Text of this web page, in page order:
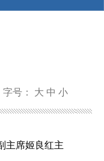
字号： 大 中 小
主席姬良红主